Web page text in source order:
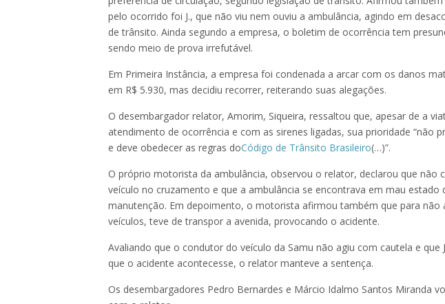
pelo ocorrido foi J., que não viu nem ouviu a ambulância, agindo em
de trânsito. Ainda segundo a empresa, o boletim de ocorrência tem
sendo meio de prova irrefutável.
Em Primeira Instância, a empresa foi condenada a arcar com os danos
em R$ 5.930, mas decidiu recorrer, reiterando suas alegações.
O desembargador relator, Amorim, Siqueira, ressaltou que, apesar de a
atendimento de ocorrência e com as sirenes ligadas, sua prioridade “não
e deve obedecer as regras doCódigo de Trânsito Brasileiro(…)”.
O próprio motorista da ambulância, observou o relator, declarou que não
veículo no cruzamento e que a ambulância se encontrava em mau estado
manutenção. Em depoimento, o motorista afirmou também que para não
veículos, teve de transpor a avenida, provocando o acidente.
Avaliando que o condutor do veículo da Samu não agiu com cautela e que
que o acidente acontecesse, o relator manteve a sentença.
Os desembargadores Pedro Bernardes e Márcio Idalmo Santos Miranda